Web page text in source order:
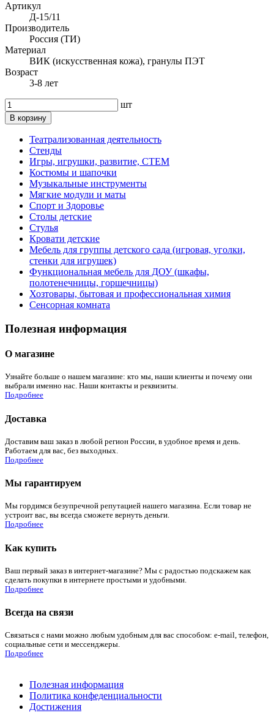
Артикул
Д-15/11
Производитель
Россия (ТИ)
Материал
ВИК (искусственная кожа), гранулы ПЭТ
Возраст
3-8 лет
шт
В корзину
Театрализованная деятельность
Стенды
Игры, игрушки, развитие, СТЕМ
Костюмы и шапочки
Музыкальные инструменты
Мягкие модули и маты
Спорт и Здоровье
Столы детские
Стулья
Кровати детские
Мебель для группы детского сада (игровая, уголки,
стенки для игрушек)
Функциональная мебель для ДОУ (шкафы,
полотенечницы, горшечницы)
Хозтовары, бытовая и профессиональная химия
Сенсорная комната
Полезная информация
О магазине
Узнайте больше о нашем магазине: кто мы, наши клиенты и почему они
выбрали именно нас. Наши контакты и реквизиты.
Подробнее
Доставка
Доставим ваш заказ в любой регион России, в удобное время и день.
Работаем для вас, без выходных.
Подробнее
Мы гарантируем
Мы гордимся безупречной репутацией нашего магазина. Если товар не
устроит вас, вы всегда сможете вернуть деньги.
Подробнее
Как купить
Ваш первый заказ в интернет-магазине? Мы с радостью подскажем как
сделать покупки в интернете простыми и удобными.
Подробнее
Всегда на связи
Связаться с нами можно любым удобным для вас способом: e-mail, телефон,
социальные сети и мессенджеры.
Подробнее
Полезная информация
Политика конфеденциальности
Достижения